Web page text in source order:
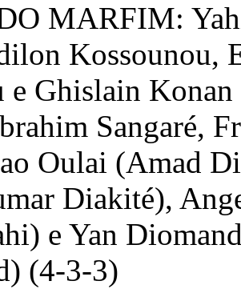
MARFIM:
Kossounou,
e Ghislain Konan
Sangaré,
Oulai (Amad
Diakité),
e Yan
(4-3-3)